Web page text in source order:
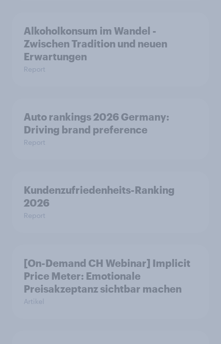
Alkoholkonsum im Wandel​ -
Zwischen Tradition und neuen
Erwartungen
Report
Auto rankings 2026 Germany:
Driving brand preference
Report
Kundenzufriedenheits-Ranking
2026
Report
[On-Demand CH Webinar] Implicit
Price Meter: Emotionale
Preisakzeptanz sichtbar machen
Artikel